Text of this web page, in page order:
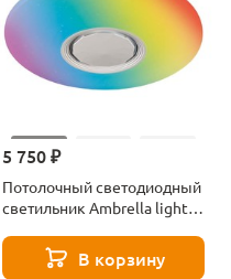
5 750 ₽
Потолочный светодиодный
светильник Ambrella light
В корзину